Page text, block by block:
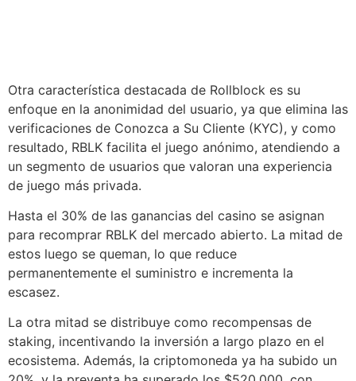
Otra característica destacada de Rollblock es su
enfoque en la anonimidad del usuario, ya que elimina las
verificaciones de Conozca a Su Cliente (KYC), y como
resultado, RBLK facilita el juego anónimo, atendiendo a
un segmento de usuarios que valoran una experiencia
de juego más privada.
Hasta el 30% de las ganancias del casino se asignan
para recomprar RBLK del mercado abierto. La mitad de
estos luego se queman, lo que reduce
permanentemente el suministro e incrementa la
escasez.
La otra mitad se distribuye como recompensas de
staking, incentivando la inversión a largo plazo en el
ecosistema. Además, la criptomoneda ya ha subido un